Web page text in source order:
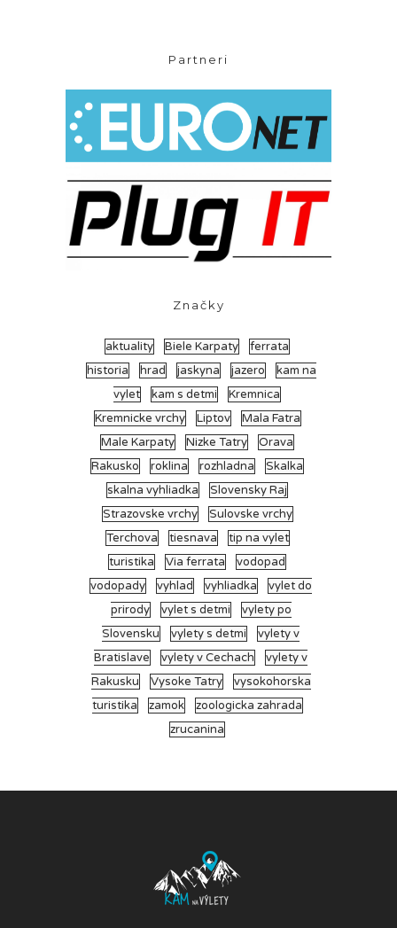
Partneri
Značky
aktuality Biele Karpaty
ferrata
historia
hrad jaskyna jazero
kam na
vylet
kam s detmi
Kremnica
Kremnicke vrchy
Liptov
Mala Fatra
Male Karpaty
Nizke Tatry
Orava
Rakusko
roklina rozhladna
Skalka
skalna vyhliadka
Slovensky Raj
Strazovske vrchy
Sulovske vrchy
Terchova
tiesnava
tip na vylet
turistika
Via ferrata
vodopad
vodopady
vyhlad vyhliadka
vylet do
prirody
vylet s detmi
vylety po
Slovensku
vylety s detmi
vylety v
Bratislave
vylety v Cechach
vylety v
Rakusku
Vysoke Tatry
vysokohorska
turistika
zamok
zoologicka zahrada
zrucanina